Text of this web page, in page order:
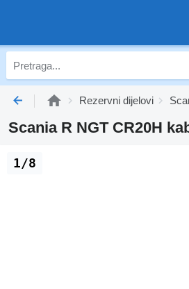
Rezervni dijelovi
Scania R NGT CR20H
1/8